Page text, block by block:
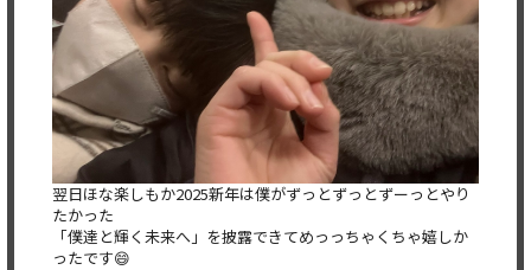
翌日ほな楽しもか2025新年は僕がずっとずっとずーっとやり
たかった
「僕達と輝く未来へ」を披露できてめっっちゃくちゃ嬉しか
ったです😄